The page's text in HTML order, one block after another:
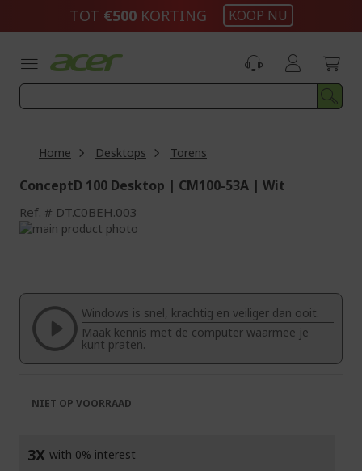
inhoud
TOT €500KORTING KOOP NU
Home Desktops Torens
ConceptD 100 Desktop | CM100-53A | Wit
Ref. DT.C0BEH.003
Ga
van
afbeeldingen-
gallerij
begin
afbeeldingen-
gallerij
Windows is snel, krachtig en veiliger dan ooit.
Maak kennis met de computer waarmee je
kunt praten.
NIET OP VOORRAAD
3X with 0% interest